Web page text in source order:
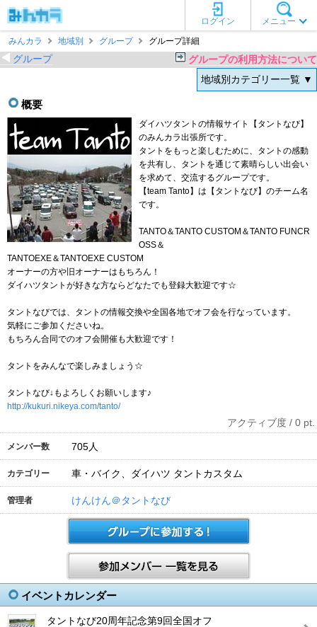
メニュー
ログイン
みんカラ
地域別 グループ グループ詳細
グループ
グループの利用方法について
地域別カテゴリー一覧 ▼
概要
ダイハツタントの情報サイト【タントなび】
のみんカラ出張所です。
タントをもっと楽しむために、タントの感動
を共有し、タントを通じて素晴らしい出会い
を求めて、交流するグループです。
【team Tanto】は【タントなび】のチーム名
です。
TANTO＆TANTO CUSTOM＆TANTO FUNCR
OSS＆
TANTOEXE＆TANTOEXE CUSTOM
オーナーの方や旧オーナーはもちろん！
ダイハツタントが好きな方ならどなたでも登録大歓迎です☆
タントなびでは、タントの情報交換や全国各地でオフ会を行なっています。
気軽にご参加くださいね。
もちろん合同でのオフ会開催も大歓迎です！
タントをみんなで楽しみましょう☆
タントなび↓もよろしくお願いします♪
http://kukuri.nikeya.com/tanto/
アクティブ度 / 0 pt.
メンバー数 705人
カテゴリー 車・バイク、ダイハツ タントカスタム
管理者 けんけん＠タントなび
イベントカレンダー
タントなび20周年記念第9回全国オフ